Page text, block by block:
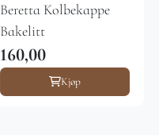
Beretta Kolbekappe
Bakelitt
160,00
Kjøp